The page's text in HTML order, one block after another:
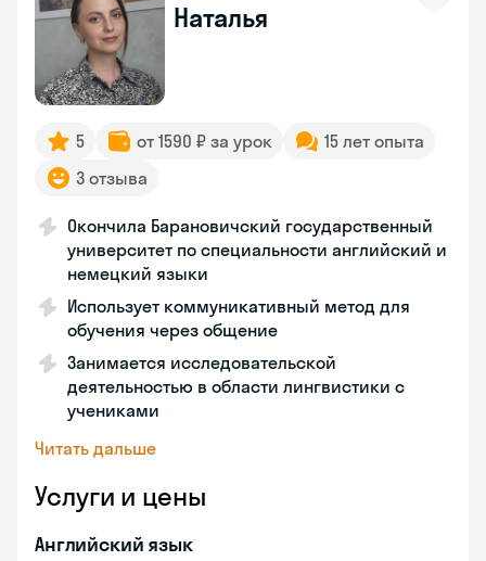
Наталья
5 от 1590 ₽ за урок
15 лет опыта
3 отзыва
Окончила Барановичский государственный
университет по специальности английский и
немецкий языки
Использует коммуникативный метод для
обучения через общение
Занимается исследовательской
деятельностью в области лингвистики с
учениками
Читать дальше
Услуги и цены
Английский язык